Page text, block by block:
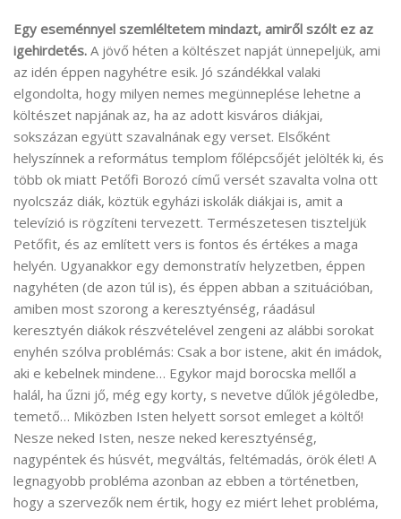
Egy eseménnyel szemléltetem mindazt, amiről szólt ez az
igehirdetés. A jövő héten a költészet napját ünnepeljük, ami
az idén éppen nagyhétre esik. Jó szándékkal valaki
elgondolta, hogy milyen nemes megünneplése lehetne a
költészet napjának az, ha az adott kisváros diákjai,
sokszázan együtt szavalnának egy verset. Elsőként
helyszínnek a református templom főlépcsőjét jelölték ki, és
több ok miatt Petőfi Borozó című versét szavalta volna ott
nyolcszáz diák, köztük egyházi iskolák diákjai is, amit a
televízió is rögzíteni tervezett. Természetesen tiszteljük
Petőfit, és az említett vers is fontos és értékes a maga
helyén. Ugyanakkor egy demonstratív helyzetben, éppen
nagyhéten (de azon túl is), és éppen abban a szituációban,
amiben most szorong a keresztyénség, ráadásul
keresztyén diákok részvételével zengeni az alábbi sorokat
enyhén szólva problémás: Csak a bor istene, akit én imádok,
aki e kebelnek mindene… Egykor majd borocska mellől a
halál, ha űzni jő, még egy korty, s nevetve dűlök jégöledbe,
temető… Miközben Isten helyett sorsot emleget a költő!
Nesze neked Isten, nesze neked keresztyénség,
nagypéntek és húsvét, megváltás, feltémadás, örök élet! A
legnagyobb probléma azonban az ebben a történetben,
hogy a szervezők nem értik, hogy ez miért lehet probléma,